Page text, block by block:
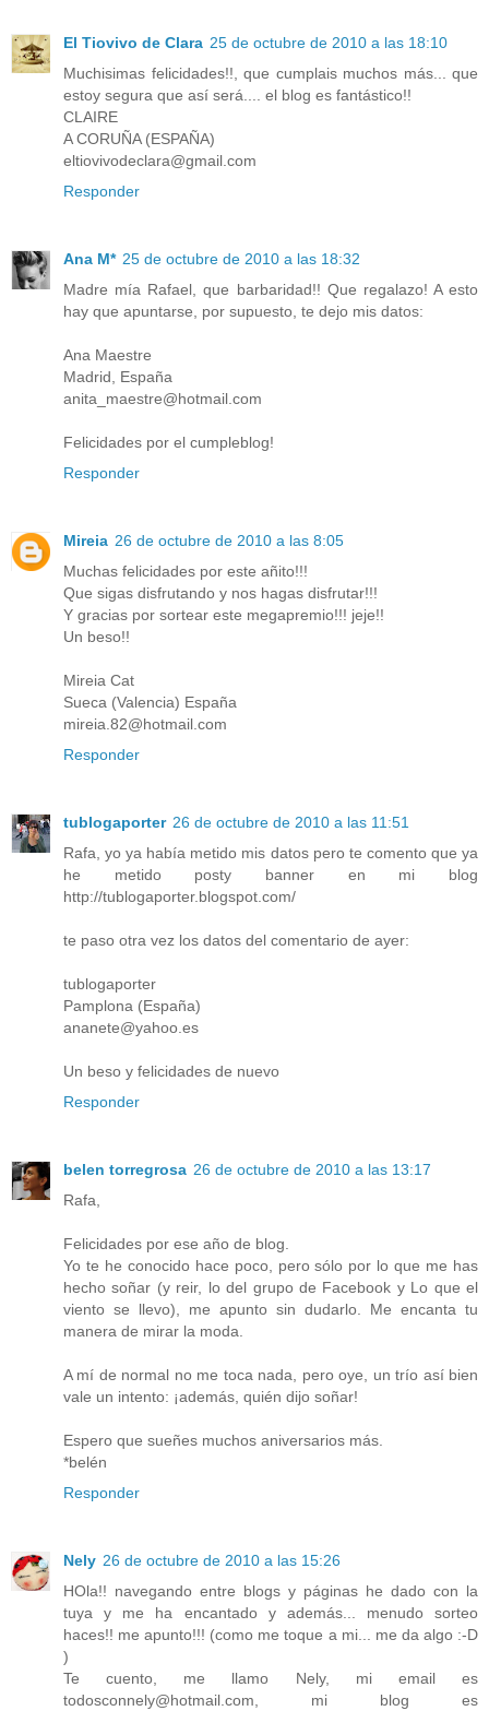
El Tiovivo de Clara 25 de octubre de 2010 a las 18:10
Muchisimas felicidades!!, que cumplais muchos más... que
estoy segura que así será.... el blog es fantástico!!
CLAIRE
A CORUÑA (ESPAÑA)
eltiovivodeclara@gmail.com
Responder
Ana M* 25 de octubre de 2010 a las 18:32
Madre mía Rafael, que barbaridad!! Que regalazo! A esto
hay que apuntarse, por supuesto, te dejo mis datos:
Ana Maestre
Madrid, España
anita_maestre@hotmail.com
Felicidades por el cumpleblog!
Responder
Mireia 26 de octubre de 2010 a las 8:05
Muchas felicidades por este añito!!!
Que sigas disfrutando y nos hagas disfrutar!!!
Y gracias por sortear este megapremio!!! jeje!!
Un beso!!
Mireia Cat
Sueca (Valencia) España
mireia.82@hotmail.com
Responder
tublogaporter 26 de octubre de 2010 a las 11:51
Rafa, yo ya había metido mis datos pero te comento que ya
he metido posty banner en mi blog
http://tublogaporter.blogspot.com/
te paso otra vez los datos del comentario de ayer:
tublogaporter
Pamplona (España)
ananete@yahoo.es
Un beso y felicidades de nuevo
Responder
belen torregrosa 26 de octubre de 2010 a las 13:17
Rafa,
Felicidades por ese año de blog.
Yo te he conocido hace poco, pero sólo por lo que me has
hecho soñar (y reir, lo del grupo de Facebook y Lo que el
viento se llevo), me apunto sin dudarlo. Me encanta tu
manera de mirar la moda.
A mí de normal no me toca nada, pero oye, un trío así bien
vale un intento: ¡además, quién dijo soñar!
Espero que sueñes muchos aniversarios más.
*belén
Responder
Nely 26 de octubre de 2010 a las 15:26
HOla!! navegando entre blogs y páginas he dado con la
tuya y me ha encantado y además... menudo sorteo
haces!! me apunto!!! (como me toque a mi... me da algo :-D
)
Te cuento, me llamo Nely, mi email es
todosconnely@hotmail.com, mi blog es